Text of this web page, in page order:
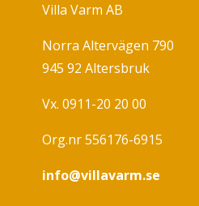
Villa Varm AB
Norra Altervägen 790
945 92 Altersbruk
Vx. 0911-20 20 00
Org.nr 556176-6915
info@villavarm.se